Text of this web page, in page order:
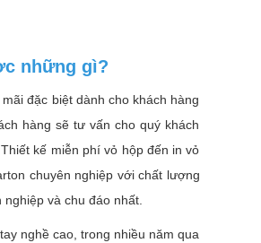
những gì?
đặc biệt dành cho khách hàng
hàng sẽ tư vấn cho quý khách
kế miễn phí vỏ hộp đến in vỏ
chuyên nghiệp với chất lượng
và chu đáo nhất.
nghề cao, trong nhiều năm qua